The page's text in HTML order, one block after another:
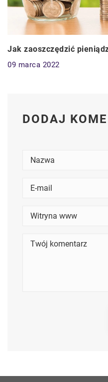
Jak zaoszczędzić
09 marca 2022
DODAJ